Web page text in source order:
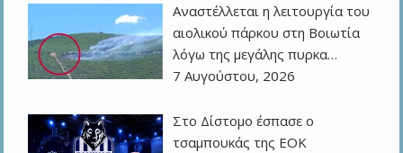
Αναστέλλεται η λειτουργία του
αιολικού πάρκου στη Βοιωτία
λόγω της μεγάλης πυρκα…
7 Αυγούστου, 2026
Στο Δίστομο έσπασε ο
τσαμπουκάς της ΕΟΚ